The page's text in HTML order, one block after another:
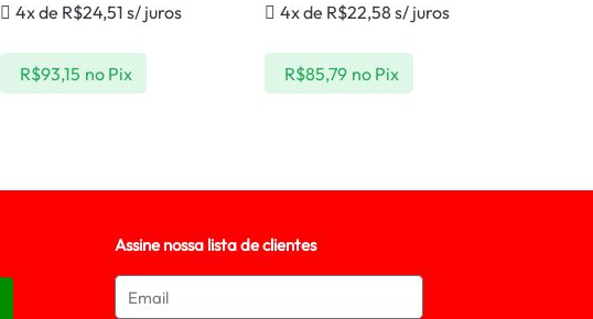
4x de R$24,51 s/ juros
R$93,15 no Pix
4x de R$22,58 s/ juros
R$85,79 no Pix
Assine nossa lista de clientes